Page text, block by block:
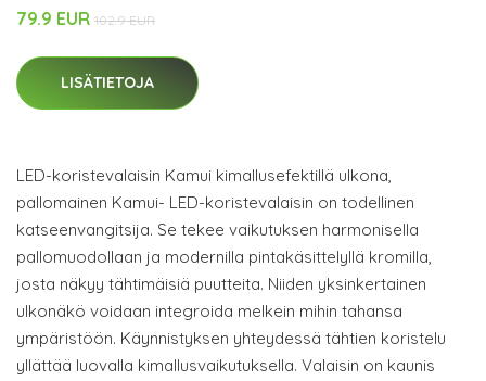
79.9 EUR 102.9 EUR
LISÄTIETOJA
LED-koristevalaisin Kamui kimallusefektillä ulkona,
pallomainen Kamui- LED-koristevalaisin on todellinen
katseenvangitsija. Se tekee vaikutuksen harmonisella
pallomuodollaan ja modernilla pintakäsittelyllä kromilla,
josta näkyy tähtimäisiä puutteita. Niiden yksinkertainen
ulkonäkö voidaan integroida melkein mihin tahansa
ympäristöön. Käynnistyksen yhteydessä tähtien koristelu
yllättää luovalla kimallusvaikutuksella. Valaisin on kaunis